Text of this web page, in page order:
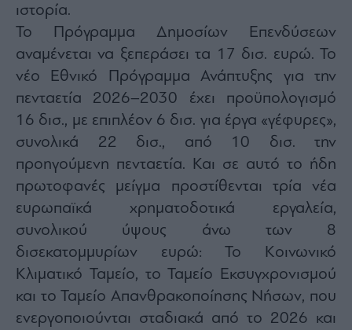
ιστορία.
Το Πρόγραμμα Δημοσίων Επενδύσεων
αναμένεται να ξεπεράσει τα 17 δισ. ευρώ. Το
νέο Εθνικό Πρόγραμμα Ανάπτυξης για την
πενταετία 2026–2030 έχει προϋπολογισμό
16 δισ., με επιπλέον 6 δισ. για έργα «γέφυρες»,
συνολικά 22 δισ., από 10 δισ. την
προηγούμενη πενταετία. Και σε αυτό το ήδη
πρωτοφανές μείγμα προστίθενται τρία νέα
ευρωπαϊκά χρηματοδοτικά εργαλεία,
συνολικού ύψους άνω των 8
δισεκατομμυρίων ευρώ: Το Κοινωνικό
Κλιματικό Ταμείο, το Ταμείο Εκσυγχρονισμού
και το Ταμείο Απανθρακοποίησης Νήσων, που
ενεργοποιούνται σταδιακά από το 2026 και